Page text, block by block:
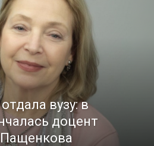
вузу: в
доцент